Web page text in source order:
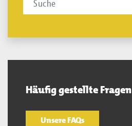
Häufig gestellte Fragen
Unsere FAQs